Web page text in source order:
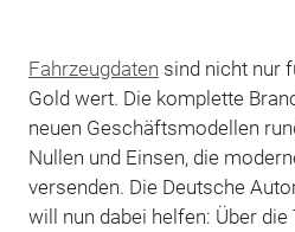
Fahrzeugdaten sind nicht nur
Gold wert. Die komplette
neuen Geschäftsmodellen
Nullen und Einsen, die
versenden. Die Deutsche
will nun dabei helfen: Über